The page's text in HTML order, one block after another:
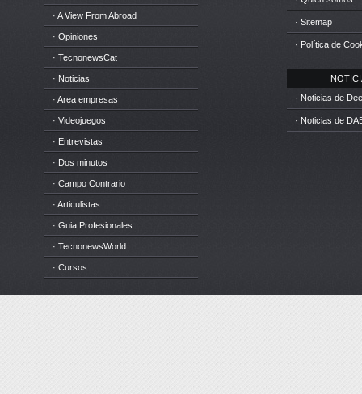
· A View From Abroad
· Opiniones
· TecnonewsCat
· Noticias
· Area empresas
· Videojuegos
· Entrevistas
· Dos minutos
· Campo Contrario
· Articulistas
· Guia Profesionales
· TecnonewsWorld
· Cursos
· Sitemap
· Política de
· Noticias de
· Noticias de